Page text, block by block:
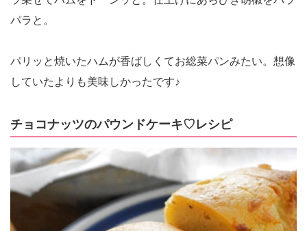
パラと。
パリッと焼いたハムが香ばしくてお総菜パンみたい。想像
していたよりも美味しかったです♪
チョコナッツのパウンドケーキ♡レシピ